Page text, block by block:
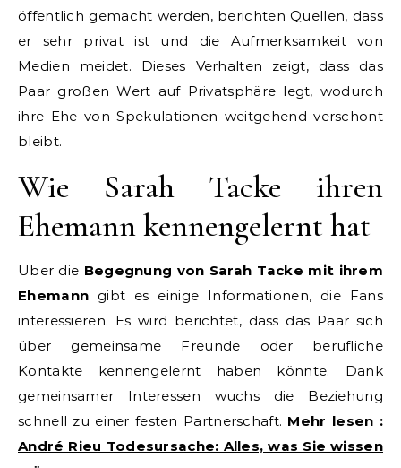
öffentlich gemacht werden, berichten Quellen, dass
er sehr privat ist und die Aufmerksamkeit von
Medien meidet. Dieses Verhalten zeigt, dass das
Paar großen Wert auf Privatsphäre legt, wodurch
ihre Ehe von Spekulationen weitgehend verschont
bleibt.
Wie Sarah Tacke ihren
Ehemann kennengelernt hat
Über die Begegnung von Sarah Tacke mit ihrem
Ehemann gibt es einige Informationen, die Fans
interessieren. Es wird berichtet, dass das Paar sich
über gemeinsame Freunde oder berufliche
Kontakte kennengelernt haben könnte. Dank
gemeinsamer Interessen wuchs die Beziehung
schnell zu einer festen Partnerschaft. Mehr lesen :
André Rieu Todesursache: Alles, was Sie wissen